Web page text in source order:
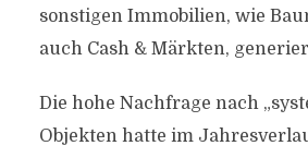
sonstigen Immobilien, wie
auch Cash & Märkten,
Die hohe Nachfrage nach
Objekten hatte im